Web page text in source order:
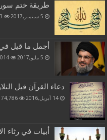
طريقة ختم
5 سبتمبر,2017
أجمل ما قيل
5 مايو,2017
دعاء القرآن قبل
14 أبريل,2016 74,786
أبيات في رثاء